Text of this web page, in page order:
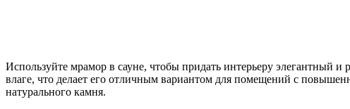
Используйте мрамор в сауне, чтобы придать интерьеру элегантный
влаге, что делает его отличным вариантом для помещений с
натурального камня.